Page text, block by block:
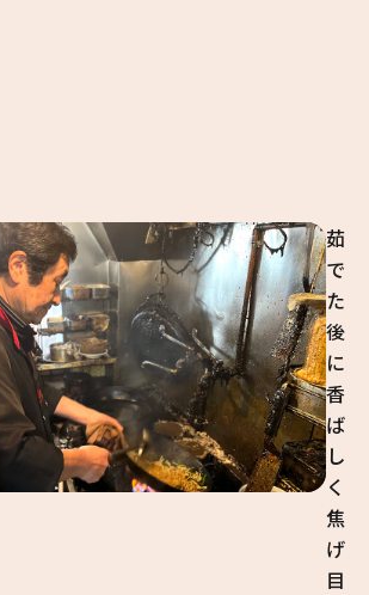
茹
で
た
後
に
香
ば
し
く
焦
げ
目